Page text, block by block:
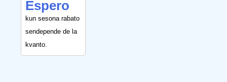
Espero
kun sesona rabato
sendepende de la
kvanto.